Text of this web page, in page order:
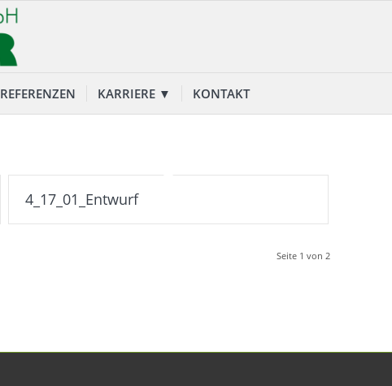
REFERENZEN KARRIERE ▼ KONTAKT
4_17_01_Entwurf
Seite 1 von 2